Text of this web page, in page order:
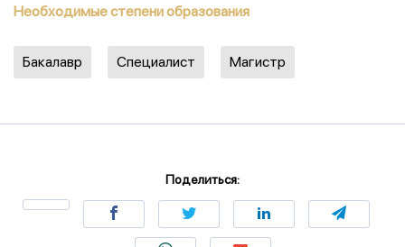
Необходимые степени образования
Бакалавр Специалист Магистр
Поделиться: